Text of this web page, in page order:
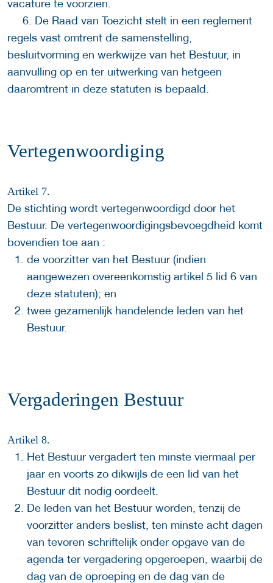
vacature te voorzien.
6. De Raad van Toezicht stelt in een reglement
regels vast omtrent de samenstelling,
besluitvorming en werkwijze van het Bestuur, in
aanvulling op en ter uitwerking van hetgeen
daaromtrent in deze statuten is bepaald.
Vertegenwoordiging
Artikel 7.
De stichting wordt vertegenwoordigd door het
Bestuur. De vertegenwoordigingsbevoegdheid komt
bovendien toe aan :
de voorzitter van het Bestuur (indien
aangewezen overeenkomstig artikel 5 lid 6 van
deze statuten); en
twee gezamenlijk handelende leden van het
Bestuur.
Vergaderingen Bestuur
Artikel 8.
Het Bestuur vergadert ten minste viermaal per
jaar en voorts zo dikwijls de een lid van het
Bestuur dit nodig oordeelt.
De leden van het Bestuur worden, tenzij de
voorzitter anders beslist, ten minste acht dagen
van tevoren schriftelijk onder opgave van de
agenda ter vergadering opgeroepen, waarbij de
dag van de oproeping en de dag van de